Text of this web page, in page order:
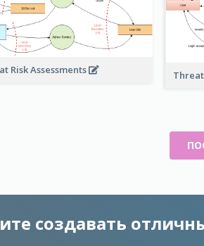
Risk Assessments
создавать